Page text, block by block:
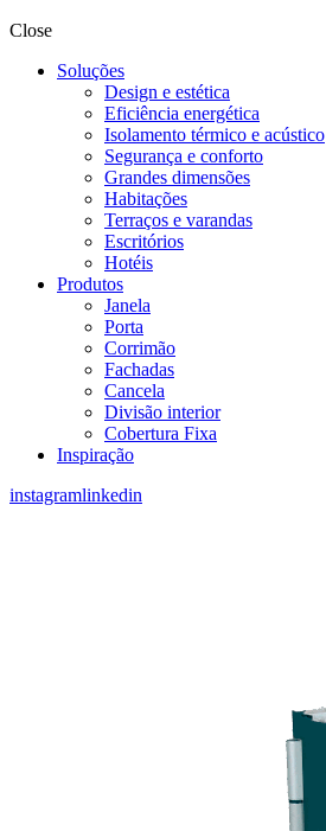
Close
Soluções
Design e estética
Eficiência energética
Isolamento térmico e acústico
Segurança e conforto
Grandes dimensões
Habitações
Terraços e varandas
Escritórios
Hotéis
Produtos
Janela
Porta
Corrimão
Fachadas
Cancela
Divisão interior
Cobertura Fixa
Inspiração
instagramlinkedin